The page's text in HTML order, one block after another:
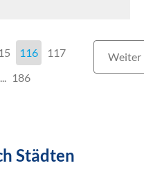
116
117
186
Weiter
Städten